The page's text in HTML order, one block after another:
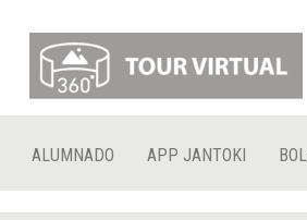
ALUMNADO APP JANTOKI